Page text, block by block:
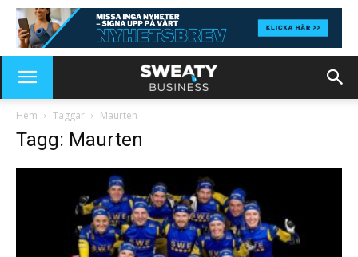
Hem Taggar Maurten
Tagg: Maurten